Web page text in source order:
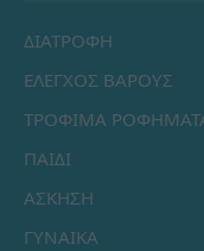
ΔΙΑΤΡΟΦΗ
ΕΛΕΓΧΟΣ ΒΑΡΟΥΣ
ΤΡΟΦΙΜΑ
ΠΑΙΔΙ
ΑΣΚΗΣΗ
ΓΥΝΑΙΚΑ